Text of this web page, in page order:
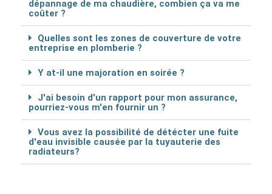
dépannage de ma chaudière, combien ça va me
coûter ?
Quelles sont les zones de couverture de votre
entreprise en plomberie ?
Y at-il une majoration en soirée ?
J'ai besoin d'un rapport pour mon assurance,
pourriez-vous m'en fournir un ?
Vous avez la possibilité de détécter une fuite
d'eau invisible causée par la tuyauterie des
radiateurs?